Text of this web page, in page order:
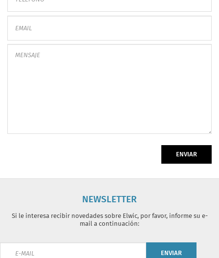
ENVIAR
NEWSLETTER
Si le interesa recibir novedades sobre Elwic, por favor, informe su e-
mail a continuación:
ENVIAR